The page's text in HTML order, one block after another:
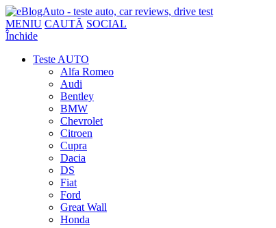
MENIU CAUTĂ SOCIAL
Închide
Teste AUTO
Alfa Romeo
Audi
Bentley
BMW
Chevrolet
Citroen
Cupra
Dacia
DS
Fiat
Ford
Great Wall
Honda